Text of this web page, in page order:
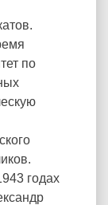
по
годах